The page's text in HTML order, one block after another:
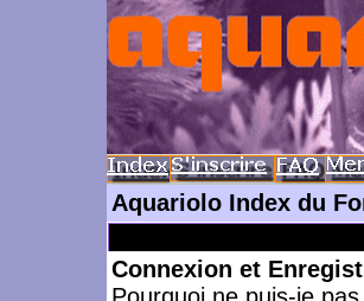
Aquariolo Index du
Connexion et